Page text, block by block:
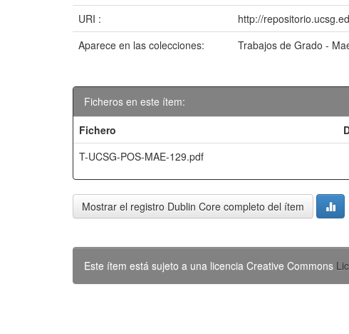
URI :
http://
Aparece en las colecciones:
Trabajos de Grado -
Ficheros en este ítem:
Fichero
T-UCSG-POS-MAE-129.pdf
Mostrar el registro Dublin Core completo del ítem
Este ítem está sujeto a una licencia Creative Commons